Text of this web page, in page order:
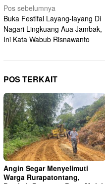
Navigasi
pos
Pos sebelumnya
Buka Festifal Layang-layang Di
Nagari Lingkuang Aua Jambak,
Ini Kata Wabub Risnawanto
POS TERKAIT
Angin Segar Menyelimuti
Warga Rurapatontang,